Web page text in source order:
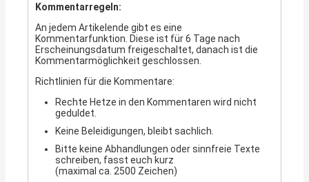
ist keine Bedingung, gern gesehen sind vor
allem Studienabbrecherinnen, und auf ein
geregeltes Arbeitsleben soll möglichst
verzichtet werden…
Soll die Welt wieder am deutschen Wesen
verwesen?
„Ich lege hier für den Fall meines Todes
das Bekenntnis ab, dass ich die deutsche
Nation wegen ihrer überschwänglichen
Dummheit verachte und mich schäme, ihr
anzugehören.“ Arthur Schopenhauer
Kommentarregeln:
An jedem Artikelende gibt es eine
Kommentarfunktion. Diese ist für 6 Tage nach
Erscheinungsdatum freigeschaltet, danach ist die
Kommentarmöglichkeit geschlossen.
Richtlinien für die Kommentare:
Rechte Hetze in den Kommentaren wird nicht
geduldet.
Keine Beleidigungen, bleibt sachlich.
Bitte keine Abhandlungen oder sinnfreie Texte
schreiben, fasst euch kurz
(maximal ca. 2500 Zeichen)